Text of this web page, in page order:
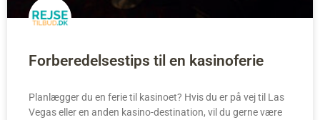
Forberedelsestips til en kasinoferie
Planlægger du en ferie til kasinoet? Hvis du er på vej til Las
Vegas eller en anden kasino-destination, vil du gerne være